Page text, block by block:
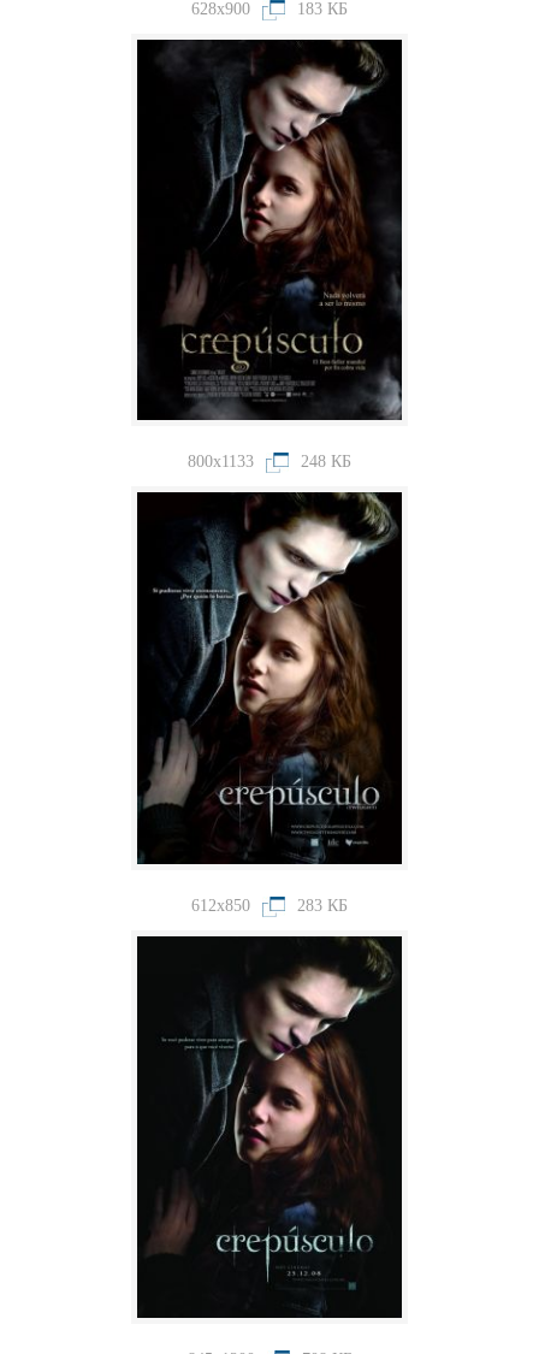
628x900 183 КБ
800x1133 248 КБ
612x850 283 КБ